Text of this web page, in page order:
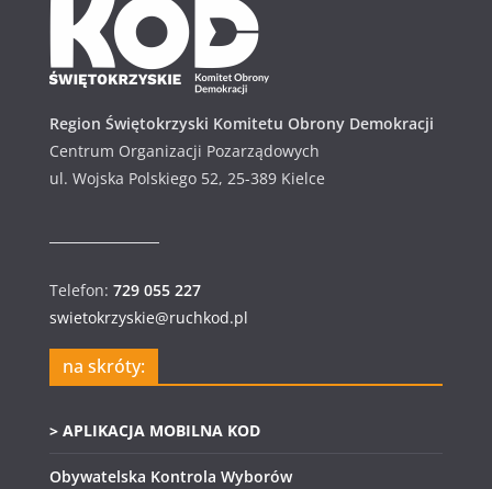
Region Świętokrzyski Komitetu Obrony Demokracji
Centrum Organizacji Pozarządowych
ul. Wojska Polskiego 52, 25-389 Kielce
Telefon: 729 055 227
swietokrzyskie@ruchkod.pl
na skróty:
> APLIKACJA MOBILNA KOD
Obywatelska Kontrola Wyborów